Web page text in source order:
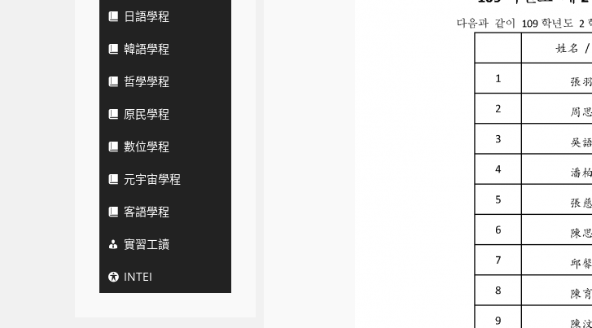
日語學程
韓語學程
哲學學程
原民學程
數位學程
元宇宙學程
客語學程
實習工讀
INTEI